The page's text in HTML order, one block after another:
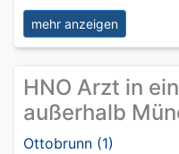
mehr anzeigen
HNO Arzt in
außerhalb
Ottobrunn (1)